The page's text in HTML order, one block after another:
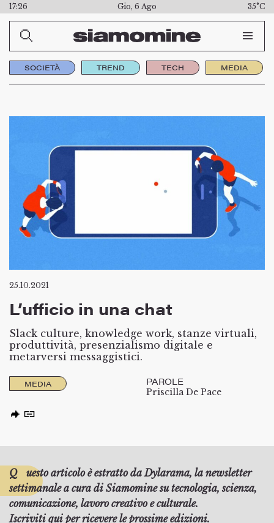
17:26 Gio, 6 Ago 35°C
SOCIETÀ TREND TECH MEDIA
25.10.2021
L’ufficio in una chat
Slack culture, knowledge work, stanze virtuali,
produttività, presenzialismo digitale e
metarversi messaggistici.
MEDIA PAROLE
Priscilla De Pace
Questo articolo è estratto da Dylarama, la newsletter
settimanale a cura di Siamomine su tecnologia, scienza,
comunicazione, lavoro creativo e culturale.
Iscriviti qui per ricevere le prossime edizioni.